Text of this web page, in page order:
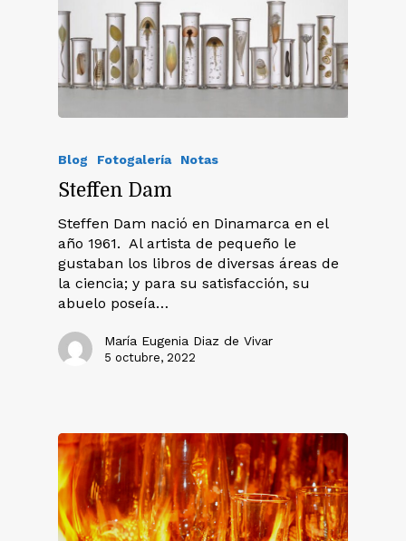
Blog Fotogalería Notas
Steffen Dam
Steffen Dam nació en Dinamarca en el
año 1961. Al artista de pequeño le
gustaban los libros de diversas áreas de
la ciencia; y para su satisfacción, su
abuelo poseía…
María Eugenia Diaz de Vivar
5 octubre, 2022